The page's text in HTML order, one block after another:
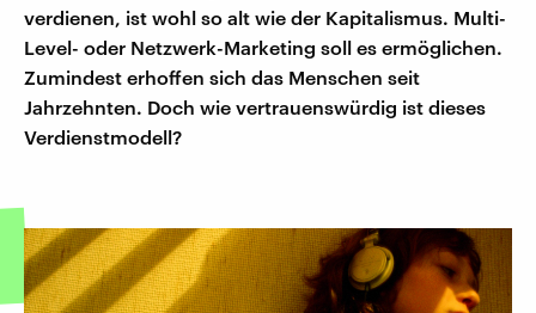
verdienen, ist wohl so alt wie der Kapitalismus. Multi-
Level- oder Netzwerk-Marketing soll es ermöglichen.
Zumindest erhoffen sich das Menschen seit
Jahrzehnten. Doch wie vertrauenswürdig ist dieses
Verdienstmodell?